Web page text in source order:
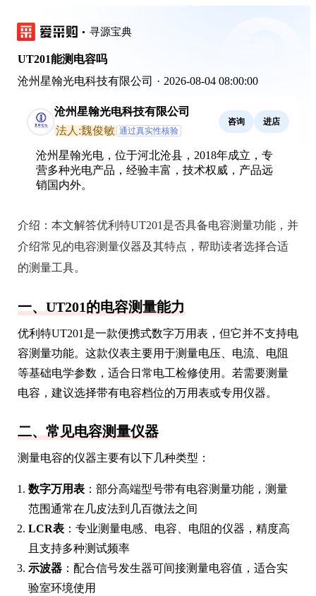
寻源宝典
UT201能测电容吗
沧州星翰光电科技有限公司 · 2026-08-04 08:00:00
沧州星翰光电科技有限公司
法人:魏俊敏 通过真实性核验
咨询 进店
沧州星翰光电，位于河北沧县，2018年成立，专
营多种光电产品，经验丰富，技术权威，产品远
销国内外。
介绍： 本文解答优利特UT201是否具备电容测量功能，并
介绍常见的电容测量仪器及其特点，帮助读者选择合适
的测量工具。
一、UT201的电容测量能力
优利特UT201是一款便携式数字万用表，但它并不支持电
容测量功能。这款仪表主要用于测量电压、电流、电阻
等基础电学参数，适合日常电工检修使用。若需要测量
电容，建议选择带有电容档位的万用表或专用仪器。
二、常见电容测量仪器
测量电容的仪器主要有以下几种类型：
数字万用表 ：部分高端型号带有电容测量功能，测量
范围通常在几皮法到几百微法之间
LCR表 ：专业测量电感、电容、电阻的仪器，精度高
且支持多种测试频率
示波器 ：配合信号发生器可间接测量电容值，适合实
验室环境使用